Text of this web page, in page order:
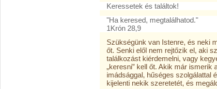
Keressetek és találtok!
"Ha keresed, megtalálhatod."
1Krón 28,9
Szükségünk van Istenre, és neki
őt. Senki elől nem rejtőzik el, aki
találkozást kiérdemelni, vagy
„keresni” kell őt. Akik már
imádsággal, hűséges szolgálattal
kijelenti nekik szeretetét, és